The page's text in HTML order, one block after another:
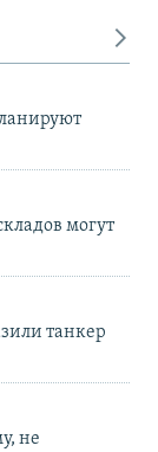
могут
танкер
не